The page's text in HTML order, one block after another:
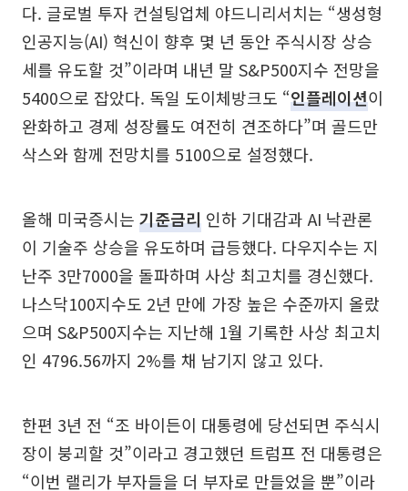
다. 글로벌 투자 컨설팅업체 야드니리서치는 “생성형
인공지능(AI) 혁신이 향후 몇 년 동안 주식시장 상승
세를 유도할 것”이라며 내년 말 S&P500지수 전망을
5400으로 잡았다. 독일 도이체방크도 “인플레이션이
완화하고 경제 성장률도 여전히 견조하다”며 골드만
삭스와 함께 전망치를 5100으로 설정했다.
올해 미국증시는 기준금리 인하 기대감과 AI 낙관론
이 기술주 상승을 유도하며 급등했다. 다우지수는 지
난주 3만7000을 돌파하며 사상 최고치를 경신했다.
나스닥100지수도 2년 만에 가장 높은 수준까지 올랐
으며 S&P500지수는 지난해 1월 기록한 사상 최고치
인 4796.56까지 2%를 채 남기지 않고 있다.
한편 3년 전 “조 바이든이 대통령에 당선되면 주식시
장이 붕괴할 것”이라고 경고했던 트럼프 전 대통령은
“이번 랠리가 부자들을 더 부자로 만들었을 뿐”이라